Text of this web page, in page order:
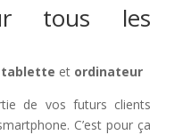
tous les
tablette et ordinateur
de vos futurs clients
C’est pour ça